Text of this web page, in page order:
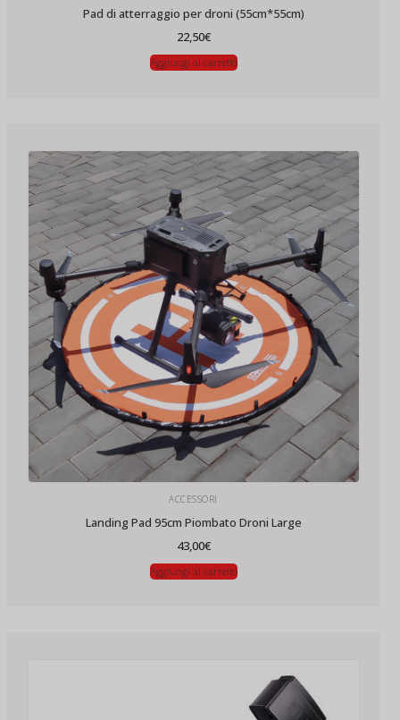
Pad di atterraggio per droni (55cm*55cm)
22,50€
Aggiungi al carrello
ACCESSORI
Landing Pad 95cm Piombato Droni Large
43,00€
Aggiungi al carrello